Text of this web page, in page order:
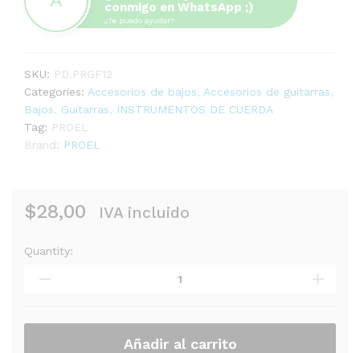
conmigo en WhatsApp ;)
¿Te puedo ayudar?
SKU: PD.PRGF12
Categories: Accesorios de bajos Accesorios de guitarras
Bajos
Guitarras
INSTRUMENTOS DE CUERDA
Tag: PROEL
Brand: PROEL
$28,00 IVA incluido
PEDAL
STEREO
Quantity:
Añadir al carrito